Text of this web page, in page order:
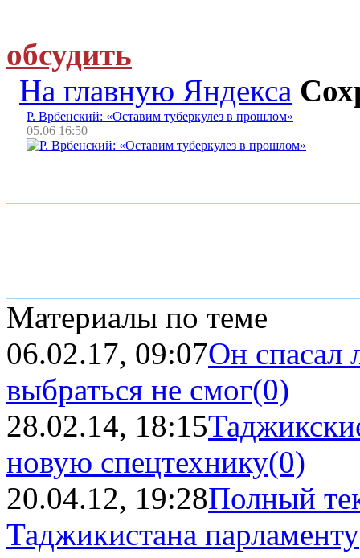
обсудить
На главную Яндекса
Р. Врбенский: «Оставим туберкулез в прошлом»
05.06 16:50
Материалы по теме
06.02.17, 09:07Он спасал
выбраться не смог(0)
28.02.14, 18:15
новую спецтехнику(0)
20.04.12, 19:28Полный
Таджикистана парламенту